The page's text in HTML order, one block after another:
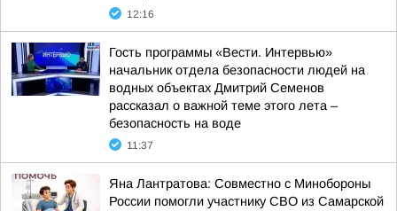
12:16
Гость программы «Вести. Интервью»
начальник отдела безопасности людей на
водных объектах Дмитрий Семенов
рассказал о важной теме этого лета –
безопасность на воде
11:37
Яна Лантратова: Совместно с Минобороны
России помогли участнику СВО из Самарской